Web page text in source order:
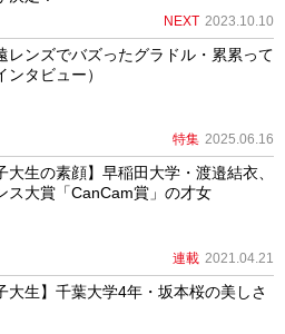
NEXT 2023.10.10
レンズでバズったグラドル・累累って
タビュー）
特集 2025.06.16
大生の素顔】早稲田大学・渡邉結衣、
ス大賞「CanCam賞」の才女
連載 2021.04.21
大生】千葉大学4年・坂本桜の美しさ